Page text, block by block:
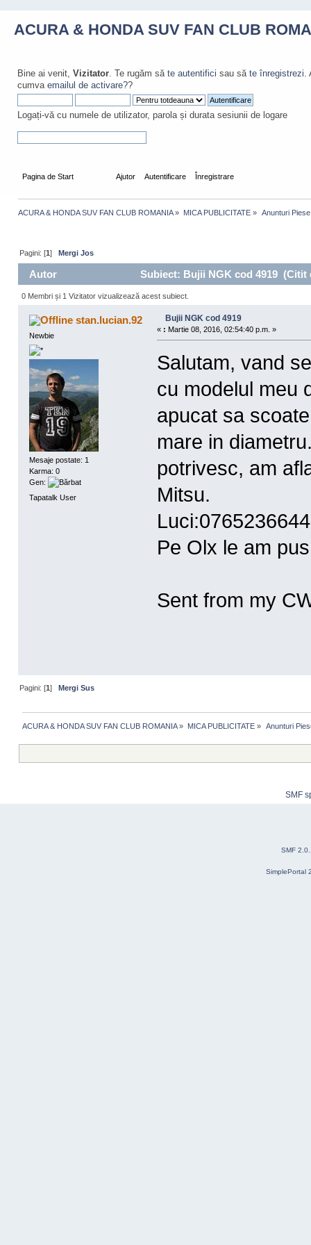
ACURA & HONDA SUV FAN CLUB
Bine ai venit, Vizitator. Te rugăm să te autentifici sau să te înregistrezi.
cumva emailul de activare??
Logați-vă cu numele de utilizator, parola și durata sesiunii de logare
Pagina de Start Ajutor Autentificare Înregistrare
ACURA & HONDA SUV FAN CLUB ROMANIA» MICA PUBLICITATE» Anunturi
Pagini: [1]Mergi Jos
Autor Subiect: Bujii NGK cod 4919 (Citit
0 Membri și 1 Vizitator vizualizează acest subiect.
stan.lucian.92
Newbie
Mesaje postate: 1
Karma: 0
Gen:
Tapatalk User
Bujii NGK cod 4919
« : Martie 08, 2016, 02:54:40 p.m. »
Salutam, vand
cu modelul meu
apucat sa
mare in
potrivesc, am
Mitsu.
Luci:0765236644
Pe Olx le am
Sent from my
Pagini: [1]Mergi Sus
ACURA & HONDA SUV FAN CLUB ROMANIA» MICA PUBLICITATE» Anunturi
SMF
SMF
SimplePortal